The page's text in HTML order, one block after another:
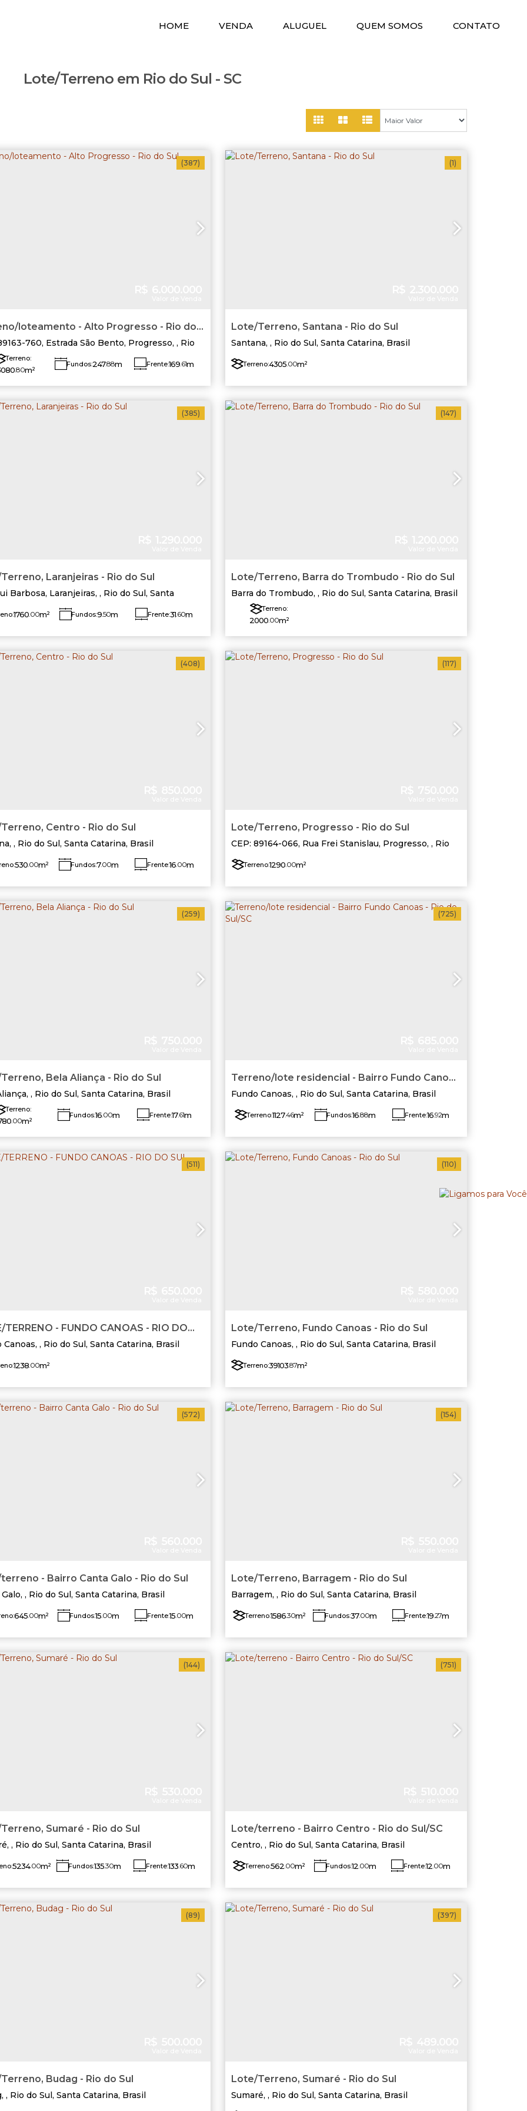
CONTATO
QUEM SOMOS
ALUGUEL
VENDA
HOME
Lote/Terreno em Rio do Sul - SC
(387)
- Alto Progresso - Rio do
760, Estrada São Bento, Progresso , Rio
,
Terreno:
.80m²
Fundos:247.88m Frente:169.61m
(1)
Lote/Terreno, Santana - Rio do Sul
Santana , Rio do Sul, Santa Catarina, Brasil
Terreno:4305.00m²
(385)
Laranjeiras - Rio do Sul
Barbosa, Laranjeiras , Rio do Sul, Santa
1760.00m² Fundos:9.50m Frente:31.60m
(147)
Lote/Terreno, Barra do Trombudo - Rio do Sul
Barra do Trombudo , Rio do Sul, Santa Catarina, Brasil
Terreno:
2000.00m²
(408)
Centro - Rio do Sul
, Rio do Sul, Santa Catarina, Brasil
530.00m² Fundos:7.00m Frente:16.00m
(117)
Lote/Terreno, Progresso - Rio do Sul
CEP: 89164-066, Rua Frei Stanislau, Progresso , Rio
Terreno:1290.00m²
(259)
Bela Aliança - Rio do Sul
, Rio do Sul, Santa Catarina, Brasil
Terreno:
.00m²
Fundos:16.00m Frente:17.61m
(725)
Terreno/lote residencial - Bairro Fundo Canoas
- Rio do Sul/SC
Fundo Canoas , Rio do Sul, Santa Catarina, Brasil
Terreno:1127.46m² Fundos:16.88m Frente:16.92m
(511)
TERRENO - FUNDO CANOAS - RIO DO
Canoas , Rio do Sul, Santa Catarina, Brasil
1238.00m²
(110)
Lote/Terreno, Fundo Canoas - Rio do Sul
Fundo Canoas , Rio do Sul, Santa Catarina, Brasil
Terreno:39103.87m²
(572)
- Bairro Canta Galo - Rio do Sul
, Rio do Sul, Santa Catarina, Brasil
645.00m² Fundos:15.00m Frente:15.00m
(154)
Lote/Terreno, Barragem - Rio do Sul
Barragem , Rio do Sul, Santa Catarina, Brasil
Terreno:1586.30m² Fundos:37.00m Frente:19.27m
Lado Direito:51.31m
(144)
Sumaré - Rio do Sul
, Rio do Sul, Santa Catarina, Brasil
5234.00m² Fundos:135.30m Frente:133.60m
(751)
Lote/terreno - Bairro Centro - Rio do Sul/SC
Centro , Rio do Sul, Santa Catarina, Brasil
Terreno:562.00m² Fundos:12 .00m Frente:12.00m
(89)
Budag - Rio do Sul
, Rio do Sul, Santa Catarina, Brasil
(397)
Lote/Terreno, Sumaré - Rio do Sul
Sumaré , Rio do Sul, Santa Catarina, Brasil